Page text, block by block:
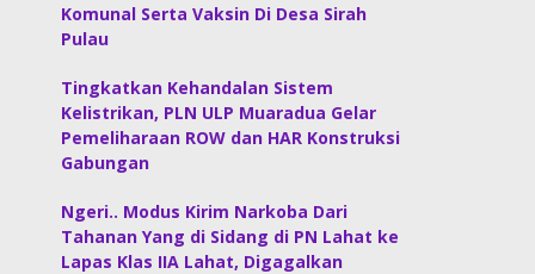
Komunal Serta Vaksin Di Desa Sirah
Pulau
Tingkatkan Kehandalan Sistem
Kelistrikan, PLN ULP Muaradua Gelar
Pemeliharaan ROW dan HAR Konstruksi
Gabungan
Ngeri.. Modus Kirim Narkoba Dari
Tahanan Yang di Sidang di PN Lahat ke
Lapas Klas IIA Lahat, Digagalkan